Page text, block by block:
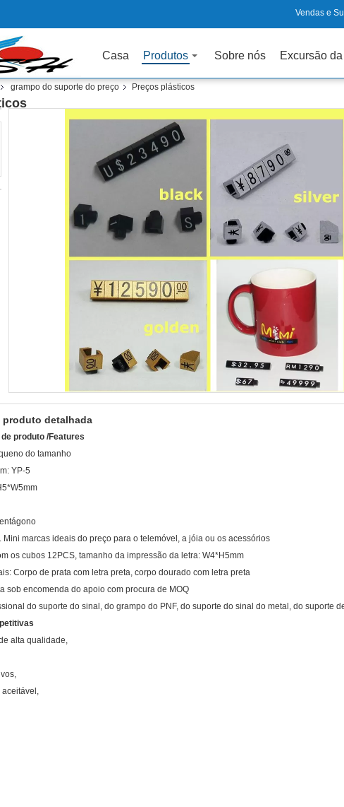
Vendas e
Casa Produtos Sobre nós Excursão
grampo do suporte do preço Preços plásticos
produto detalhada
produto /Features
do tamanho
YP-5
Mini marcas ideais do preço para o telemóvel, a jóia ou os acessórios
os cubos 12PCS, tamanho da impressão da letra: W4*H5mm
Corpo de prata com letra preta, corpo dourado com letra preta
sob encomenda do apoio com procura de MOQ
do suporte do sinal, do grampo do PNF, do suporte do sinal do metal, do suporte
alta qualidade,
aceitável,